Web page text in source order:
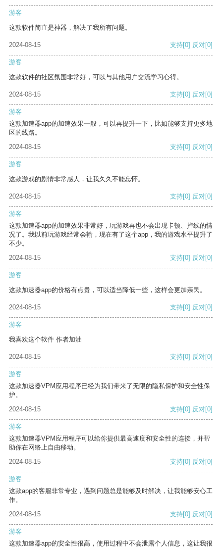
游客
这款软件简直是神器，解决了我所有问题。
2024-08-15 支持[0] 反对[0]
游客
这款软件的社区氛围非常好，可以与其他用户交流学习心得。
2024-08-15 支持[0] 反对[0]
游客
这款加速器app的加速效果一般，可以再提升一下，比如能够支持更多地
区的线路。
2024-08-15
支持[0] 反对[0]
游客
这款游戏的剧情非常感人，让我久久不能忘怀。
2024-08-15 支持[0] 反对[0]
游客
这款加速器app的加速效果非常好，玩游戏再也不会出现卡顿、掉线的情
况了。我以前玩游戏经常会输，现在有了这个app，我的游戏水平提升了
不少。
2024-08-15
支持[0] 反对[0]
游客
这款加速器app的价格有点贵，可以适当降低一些，这样会更加亲民。
2024-08-15 支持[0] 反对[0]
游客
我喜欢这个软件 作者加油
2024-08-15 支持[0] 反对[0]
游客
这款加速器VPM应用程序已经为我们带来了无限的隐私保护和安全性保
护。
2024-08-15
支持[0] 反对[0]
游客
这款加速器VPM应用程序可以给你提供最高速度和安全性的连接，并帮
助你在网络上自由移动。
2024-08-15
支持[0] 反对[0]
游客
这款app的客服非常专业，遇到问题总是能够及时解决，让我能够安心工
作。
2024-08-15
支持[0] 反对[0]
游客
这款加速器app的安全性很高，使用过程中不会泄露个人信息，这让我很